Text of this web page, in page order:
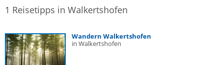
1 Reisetipps in Walkertshofen
Wandern Walkertshofen
in Walkertshofen